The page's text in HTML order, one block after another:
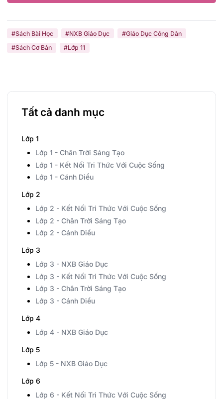
#Sách Bài Học #NXB Giáo Dục
#Giáo Dục Công Dân
#Sách Cơ Bản
#Lớp 11
Tất cả danh mục
Lớp 1
Lớp 1 - Chân Trời Sáng Tạo
Lớp 1 - Kết Nối Tri Thức Với Cuộc Sống
Lớp 1 - Cánh Diều
Lớp 2
Lớp 2 - Kết Nối Tri Thức Với Cuộc Sống
Lớp 2 - Chân Trời Sáng Tạo
Lớp 2 - Cánh Diều
Lớp 3
Lớp 3 - NXB Giáo Dục
Lớp 3 - Kết Nối Tri Thức Với Cuộc Sống
Lớp 3 - Chân Trời Sáng Tạo
Lớp 3 - Cánh Diều
Lớp 4
Lớp 4 - NXB Giáo Dục
Lớp 5
Lớp 5 - NXB Giáo Dục
Lớp 6
Lớp 6 - Kết Nối Tri Thức Với Cuộc Sống